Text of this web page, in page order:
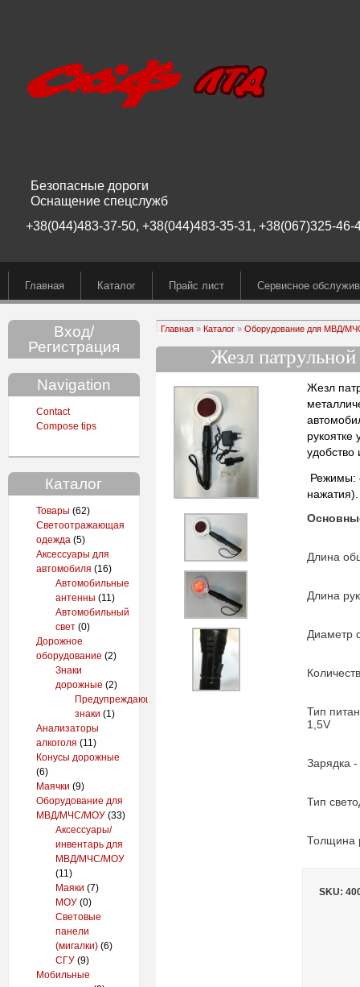
Безопасные дороги
Оснащение спецслужб
+38(044)483-37-50, +38(044)483-35-31, +38(067)325-46-
Главная Каталог Прайс лист Сервисное
Вход/
Регистрация
Navigation
Contact
Compose tips
Каталог
Товары (62)
Светоотражающая
одежда (5)
Аксессуары для
автомобиля (16)
Автомобильные
антенны (11)
Автомобильный
свет (0)
Дорожное
оборудование (2)
Знаки
дорожные (2)
Предупреждающие
знаки (1)
Анализаторы
алкоголя (11)
Конусы дорожные
(6)
Маячки (9)
Оборудование для
МВД/МЧС/МОУ (33)
Аксессуары/
инвентарь для
МВД/МЧС/МОУ
(11)
Маяки (7)
МОУ (0)
Световые
панели
(мигалки) (6)
СГУ (9)
Мобильные
Главная» Каталог» Оборудование для МВД/
Жезл
Жезл
рукоятке
Режимы:
Длина
Диаметр
Тип
1,5V
Зарядка
Тип
SKU: